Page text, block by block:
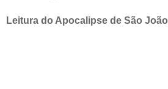
Leitura do Apocalipse de São João